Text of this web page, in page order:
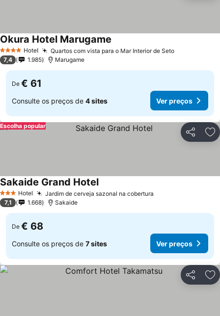
4 EstrelasHotel Quartos com vista para o Mar Interior de Seto
Okura Hotel Marugame
7,4 1.985 Marugame
De € 61
Consulte os preços de 4 sites Ver preços
Partilhar
Escolha popular
3 EstrelasHotel Jardim de cerveja sazonal na cobertura
Sakaide Grand Hotel
7,1 1.668 Sakaide
De € 68
Consulte os preços de 7 sites Ver preços
Partilhar